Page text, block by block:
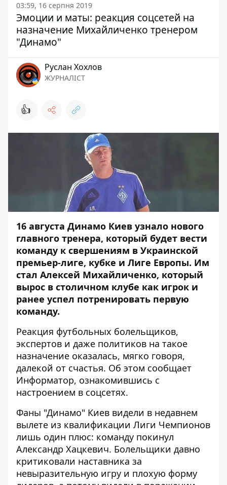
03:59, 16 серпня 2019
Эмоции и маты: реакция соцсетей на
назначение Михайличенко тренером
"Динамо"
Руслан Хохлов
ЖУРНАЛІСТ
👍
16 августа Динамо Киев узнало нового
главного тренера, который будет вести
команду к свершениям в Украинской
премьер-лиге, кубке и Лиге Европы. Им
стал Алексей Михайличенко, который
вырос в столичном клубе как игрок и
ранее успел потренировать первую
команду.
Реакция футбольных болельщиков,
экспертов и даже политиков на такое
назначение оказалась, мягко говоря,
далекой от счастья. Об этом сообщает
Информатор, ознакомившись с
настроением в соцсетях.
Фаны "Динамо" Киев видели в недавнем
вылете из квалификации Лиги Чемпионов
лишь один плюс: команду покинул
Александр Хацкевич. Болельщики давно
критиковали наставника за
невыразительную игру и плохую форму